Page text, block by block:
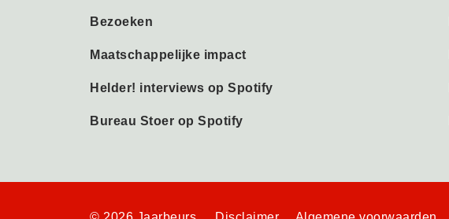
Bezoeken
Maatschappelijke impact
Helder! interviews op Spotify
Bureau Stoer op Spotify